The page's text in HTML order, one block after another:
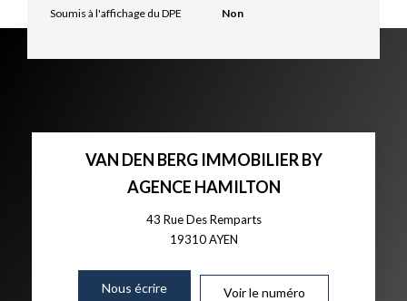
Soumis à l'affichage du DPE Non
VAN DEN BERG IMMOBILIER BY
AGENCE HAMILTON
43 Rue Des Remparts
19310AYEN
Nous écrire Voir le numéro